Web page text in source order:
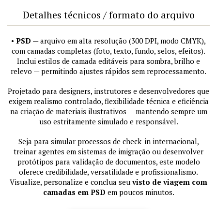
Detalhes técnicos / formato do arquivo
• PSD — arquivo em alta resolução (300 DPI, modo CMYK),
com camadas completas (foto, texto, fundo, selos, efeitos).
Inclui estilos de camada editáveis para sombra, brilho e
relevo — permitindo ajustes rápidos sem reprocessamento.
Projetado para designers, instrutores e desenvolvedores que
exigem realismo controlado, flexibilidade técnica e eficiência
na criação de materiais ilustrativos — mantendo sempre um
uso estritamente simulado e responsável.
Seja para simular processos de check-in internacional,
treinar agentes em sistemas de imigração ou desenvolver
protótipos para validação de documentos, este modelo
oferece credibilidade, versatilidade e profissionalismo.
Visualize, personalize e conclua seuvisto de viagem com
camadas em PSD em poucos minutos.